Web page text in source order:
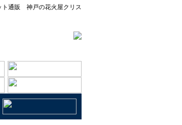
ト通販 神戸の花火屋クリス